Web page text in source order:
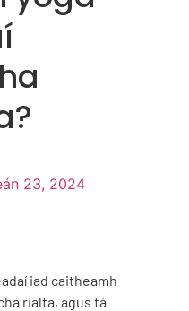
23, 2024
iad caitheamh
rialta, agus tá